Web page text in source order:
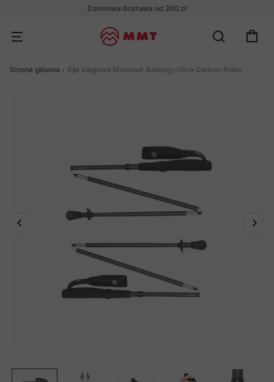
Darmowa dostawa od 200 zł
Strona główna Kije biegowe Mammut Aenergy Ultra Carbon Poles